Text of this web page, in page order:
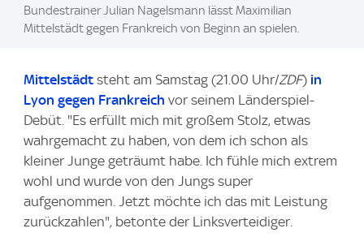
Bundestrainer Julian Nagelsmann lässt Maximilian
Mittelstädt gegen Frankreich von Beginn an spielen.
Mittelstädt steht am Samstag (21.00 Uhr/ZDF) in
Lyon gegen Frankreich vor seinem Länderspiel-
Debüt. "Es erfüllt mich mit großem Stolz, etwas
wahrgemacht zu haben, von dem ich schon als
kleiner Junge geträumt habe. Ich fühle mich extrem
wohl und wurde von den Jungs super
aufgenommen. Jetzt möchte ich das mit Leistung
zurückzahlen", betonte der Linksverteidiger.